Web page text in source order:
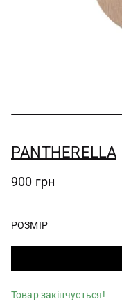
PANTHERELLA
900 грн
РОЗМІР
Товар закінчується!